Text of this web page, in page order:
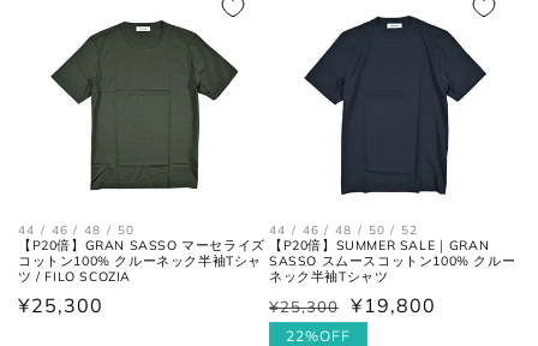
44 / 46 / 48 / 50
【P20倍】GRAN SASSO マーセライズ
コットン100% クルーネック半袖Tシャ
ツ / FILO SCOZIA
通
¥25,300
44 / 46 / 48 / 50 / 52
【P20倍】SUMMER SALE｜GRAN
SASSO スムースコットン100% クルー
ネック半袖Tシャツ
通
常
¥25,300
セ
ー
¥19,800
22%OFF